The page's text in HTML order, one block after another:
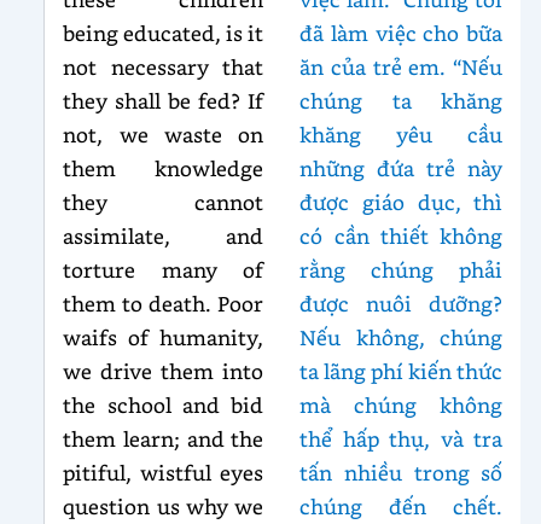
being educated, is it
not necessary that
they shall be fed? If
not, we waste on
them knowledge
they cannot
assimilate, and
torture many of
them to death. Poor
waifs of humanity,
we drive them into
the school and bid
them learn; and the
pitiful, wistful eyes
question us why we
đã làm việc cho bữa
ăn của trẻ em. “Nếu
chúng ta khăng
khăng yêu cầu
những đứa trẻ này
được giáo dục, thì
có cần thiết không
rằng chúng phải
được nuôi dưỡng?
Nếu không, chúng
ta lãng phí kiến thức
mà chúng không
thể hấp thụ, và tra
tấn nhiều trong số
chúng đến chết.